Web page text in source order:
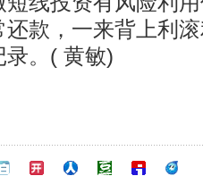
款，一来背上利
录。( 黄敏)